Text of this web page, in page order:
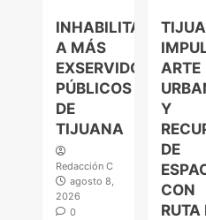
INHABILITAN
A MÁS
EXSERVIDORES
PÚBLICOS
DE
TIJUANA
Redacción C
agosto 8,
2026
0
ARTE
Y
DE
CON
RUTA